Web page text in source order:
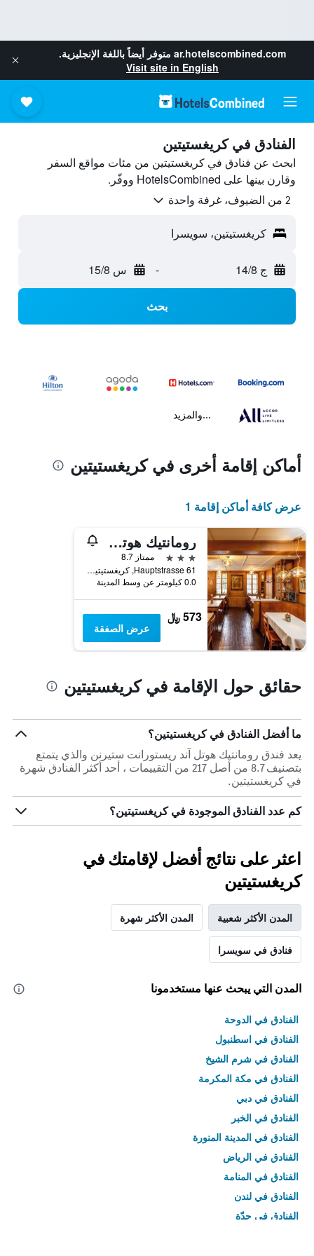
ar.hotelscombined.com متوفر أيضاً باللغة الإنجليزية.
Visit site in English
الفنادق في كريغستيتين
ابحث عن فنادق في كريغستيتين من مئات مواقع السفر
وقارن بينها على HotelsCombined ووفّر.
2 من الضيوف، غرفة واحدة
كريغستيتين، سويسرا
ج 14/8 - س 15/8
بحث
...والمزيد
أماكن إقامة أخرى في كريغستيتين
عرض كافة أماكن إقامة 1
رومانتيك هوتل آند ريستورانت ستيرنن
3 نجوم
ممتاز 8.7
Hauptstrasse 61, كريغستيتين, كانتون سولوتورن, سويسرا
0.0 كيلومتر عن وسط المدينة
573 ﷼
عرض الصفقة
حقائق حول الإقامة في كريغستيتين
ما أفضل الفنادق في كريغستيتين؟
يعد فندق رومانتيك هوتل آند ريستورانت ستيرنن والذي يتمتع
بتصنيف 8.7 من أصل 217 من التقييمات ، أحد أكثر الفنادق شهرة
في كريغستيتين.
كم عدد الفنادق الموجودة في كريغستيتين؟
اعثر على نتائج أفضل لإقامتك في
كريغستيتين
المدن الأكثر شعبية المدن الأكثر شهرة
فنادق في سويسرا
المدن التي يبحث عنها مستخدمونا
الفنادق في الدوحة
الفنادق في اسطنبول
الفنادق في شرم الشيخ
الفنادق في مكة المكرمة
الفنادق في دبي
الفنادق في الخبر
الفنادق في المدينة المنورة
الفنادق في الرياض
الفنادق في المنامة
الفنادق في لندن
الفنادق في جدّة